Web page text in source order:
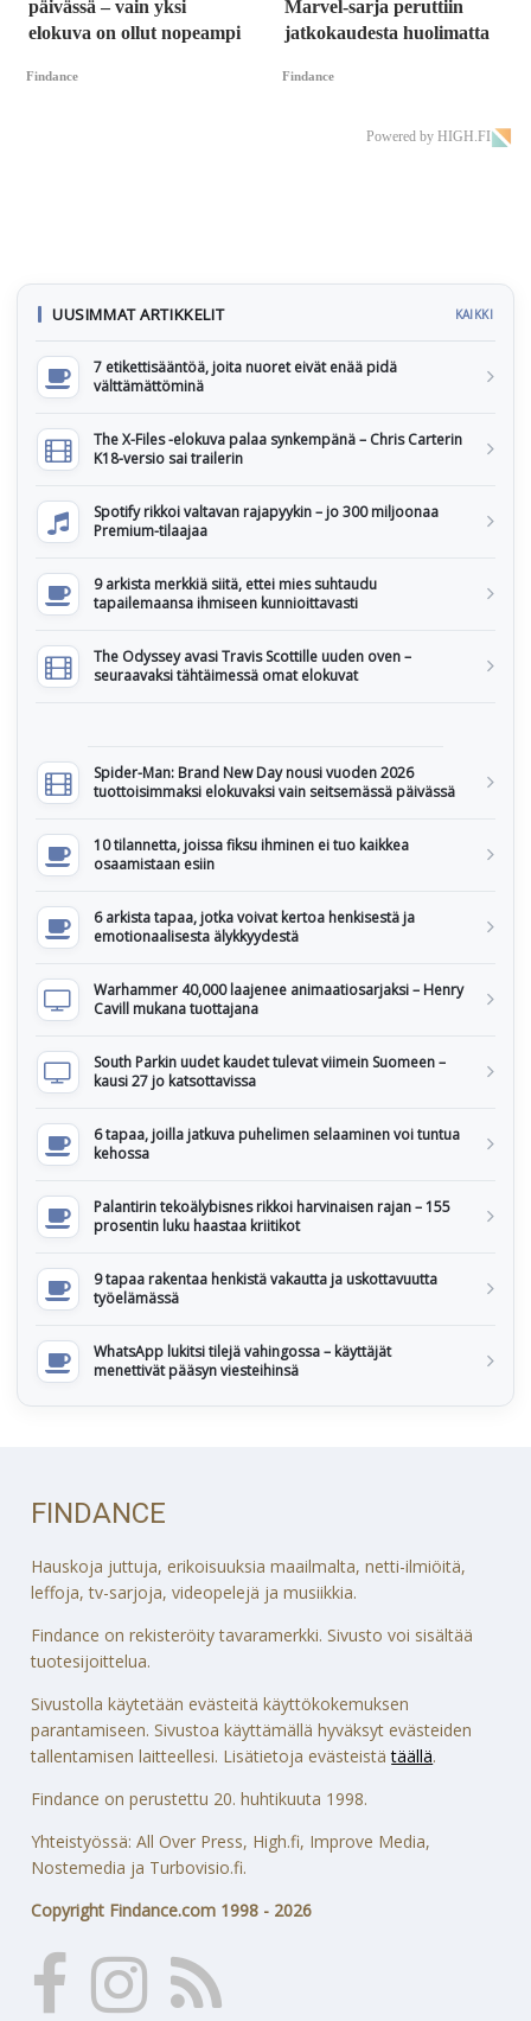
päivässä – vain yksi
elokuva on ollut nopeampi
Findance
Marvel-sarja peruttiin
jatkokaudesta huolimatta
Findance
Powered by HIGH.FI
UUSIMMAT ARTIKKELIT KAIKKI
7 etikettisääntöä, joita nuoret eivät enää pidä
välttämättöminä
The X-Files -elokuva palaa synkempänä – Chris Carterin
K18-versio sai trailerin
Spotify rikkoi valtavan rajapyykin – jo 300 miljoonaa
Premium-tilaajaa
9 arkista merkkiä siitä, ettei mies suhtaudu
tapailemaansa ihmiseen kunnioittavasti
The Odyssey avasi Travis Scottille uuden oven –
seuraavaksi tähtäimessä omat elokuvat
Spider-Man: Brand New Day nousi vuoden 2026
tuottoisimmaksi elokuvaksi vain seitsemässä päivässä
10 tilannetta, joissa fiksu ihminen ei tuo kaikkea
osaamistaan esiin
6 arkista tapaa, jotka voivat kertoa henkisestä ja
emotionaalisesta älykkyydestä
Warhammer 40,000 laajenee animaatiosarjaksi – Henry
Cavill mukana tuottajana
South Parkin uudet kaudet tulevat viimein Suomeen –
kausi 27 jo katsottavissa
6 tapaa, joilla jatkuva puhelimen selaaminen voi tuntua
kehossa
Palantirin tekoälybisnes rikkoi harvinaisen rajan – 155
prosentin luku haastaa kriitikot
9 tapaa rakentaa henkistä vakautta ja uskottavuutta
työelämässä
WhatsApp lukitsi tilejä vahingossa – käyttäjät
menettivät pääsyn viesteihinsä
FINDANCE
Hauskoja juttuja, erikoisuuksia maailmalta, netti-ilmiöitä,
leffoja, tv-sarjoja, videopelejä ja musiikkia.
Findance on rekisteröity tavaramerkki. Sivusto voi sisältää
tuotesijoittelua.
Sivustolla käytetään evästeitä käyttökokemuksen
parantamiseen. Sivustoa käyttämällä hyväksyt evästeiden
tallentamisen laitteellesi. Lisätietoja evästeistätäällä.
Findance on perustettu 20. huhtikuuta 1998.
Yhteistyössä: All Over Press, High.fi, Improve Media,
Nostemedia ja Turbovisio.fi.
Copyright Findance.com 1998 - 2026